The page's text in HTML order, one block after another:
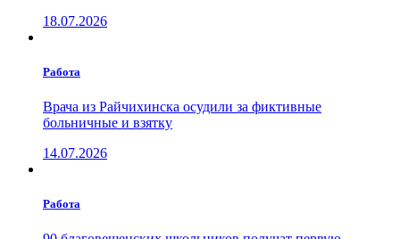
18.07.2026
Работа
Врача из Райчихинска осудили за фиктивные
больничные и взятку
14.07.2026
Работа